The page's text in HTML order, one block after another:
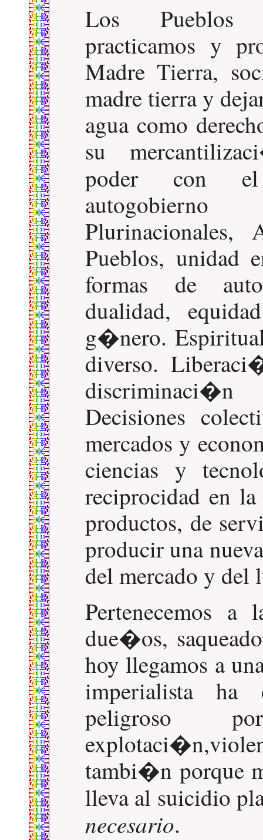
Los Pueblos
practicamos y
Madre Tierra,
madre tierra y
agua como
su
poder con
autogobierno
Plurinacionales,
Pueblos, unidad
formas de
dualidad,
g�nero.
diverso.
discriminaci�n
Decisiones
mercados y
ciencias y
reciprocidad en
productos, de
producir una
del mercado y del
Pertenecemos
due�os,
hoy llegamos a
imperialista ha
peligroso
tambi�n porque
lleva al suicidio
necesario.